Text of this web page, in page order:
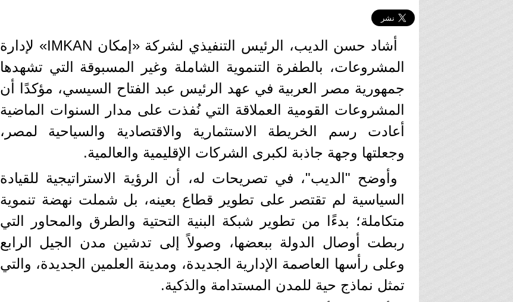
​أشاد حسن الديب، الرئيس التنفيذي لشركة «إمكان IMKAN» لإدارة
المشروعات، بالطفرة التنموية الشاملة وغير المسبوقة التي تشهدها
جمهورية مصر العربية في عهد الرئيس عبد الفتاح السيسي، مؤكدًا أن
المشروعات القومية العملاقة التي نُفذت على مدار السنوات الماضية
أعادت رسم الخريطة الاستثمارية والاقتصادية والسياحية لمصر،
وجعلتها وجهة جاذبة لكبرى الشركات الإقليمية والعالمية.
​وأوضح "الديب"، في تصريحات له، أن الرؤية الاستراتيجية للقيادة
السياسية لم تقتصر على تطوير قطاع بعينه، بل شملت نهضة تنموية
متكاملة؛ بدءًا من تطوير شبكة البنية التحتية والطرق والمحاور التي
ربطت أوصال الدولة ببعضها، وصولاً إلى تدشين مدن الجيل الرابع
وعلى رأسها العاصمة الإدارية الجديدة، ومدينة العلمين الجديدة، والتي
تمثل نماذج حية للمدن المستدامة والذكية.